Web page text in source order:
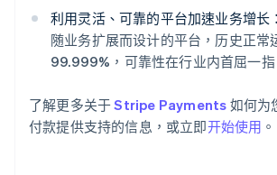
利用灵活、可靠的平台加速业务增长
随业务扩展而设计的平台，历史正常
99.999%，可靠性在行业内首屈一指
了解更多关于Stripe Payments 如何为
付款提供支持的信息，或立即开始使用 。
奥地利
DeutschEnglish
澳大利亚
English
Português English
保加利亚
English